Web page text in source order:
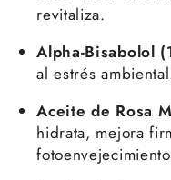
revitaliza.
Alpha-Bisabolol
al estrés
Aceite de Rosa
hidrata, mejora